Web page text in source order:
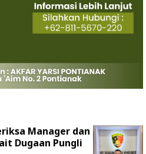
Manager dan
Dugaan Pungli